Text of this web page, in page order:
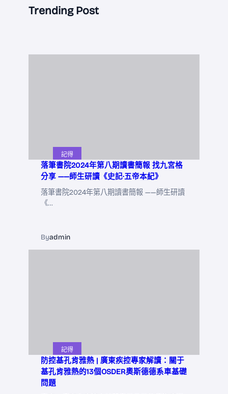
Trending Post
記得
落筆書院2024年第八期讀書簡報 找九宮格
分享 ——師生研讀《史記·五帝本紀》
落筆書院2024年第八期讀書簡報 ——師生研讀
《…
Byadmin
記得
防控基孔肯雅熱 | 廣東疾控專家解讀：關于
基孔肯雅熱的13個OSDER奧斯德德系車基礎
問題